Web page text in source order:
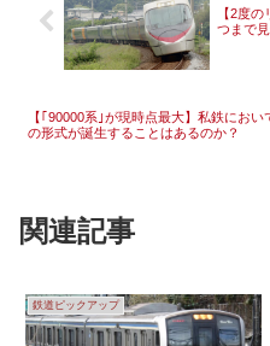
【2度
つまで
【｢90000系｣が現時点最大】私鉄におい
の形式が誕生することはあるのか？
関連記事
鉄道ピックアップ